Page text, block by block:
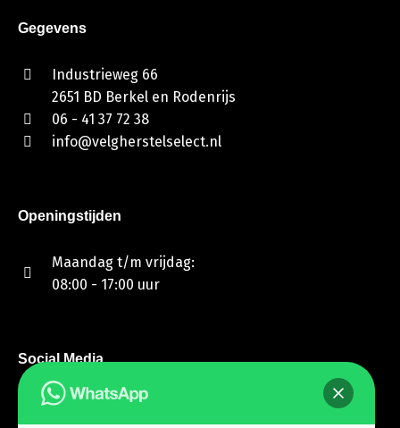
Gegevens
Industrieweg 66
2651 BD Berkel en Rodenrijs
06 - 41 37 72 38
info@velgherstelselect.nl
Openingstijden
Maandag t/m vrijdag:
08:00 - 17:00 uur
Social Media